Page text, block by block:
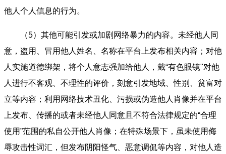
他人个人信息的行为。
（5）其他可能引发或加剧网络暴力的内容。未经他人同
意，盗用、冒用他人姓名、名称在平台上发布相关内容；对他
人实施道德绑架，将个人意志强加给他人，戴“有色眼镜"对他
人进行不客观、不理性的评价，刻意引发地域、性别、贫富对
立等内容；利用网络技术丑化、污损或伪造他人肖像并在平台
上发布、传播的或者未经他人同意且不符合法律规定的“合理
使用”范围的私自公开他人肖像；在特殊场景下，虽未使用侮
辱攻击性词汇，但发布阴阳怪气、恶意调侃等内容，对他人造